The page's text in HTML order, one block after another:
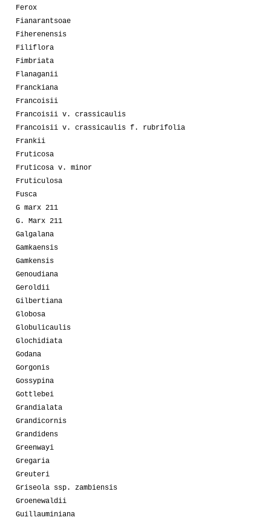
Ferox
Fianarantsoae
Fiherenensis
Filiflora
Fimbriata
Flanaganii
Franckiana
Francoisii
Francoisii v. crassicaulis
Francoisii v. crassicaulis f. rubrifolia
Frankii
Fruticosa
Fruticosa v. minor
Fruticulosa
Fusca
G marx 211
G. Marx 211
Galgalana
Gamkaensis
Gamkensis
Genoudiana
Geroldii
Gilbertiana
Globosa
Globulicaulis
Glochidiata
Godana
Gorgonis
Gossypina
Gottlebei
Grandialata
Grandicornis
Grandidens
Greenwayi
Gregaria
Greuteri
Griseola ssp. zambiensis
Groenewaldii
Guillauminiana